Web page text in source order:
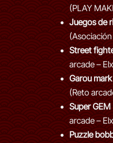
(PLAY
Juegos de
Street
arcade –
Garou
(Reto
Super
arcade –
Puzzle